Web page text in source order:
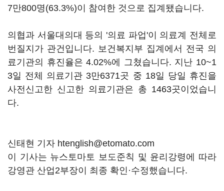
7만800명(63.3%)이 참여한 것으로 집계됐습니다.
의협과 서울대의대 등의 '의료 파업'이 의료계 전체로
번질지가 관건입니다. 보건복지부 집계에서 전국 의
료기관의 휴진율은 4.02%에 그쳤습니다. 지난 10~1
3일 전체 의료기관 3만6371곳 중 18일 당일 휴진을
사전신고한 신고한 의료기관은 총 1463곳이었습니
다.
신태현 기자 htenglish@etomato.com
이 기사는 뉴스토마토 보도준칙 및 윤리강령에 따라
강영관 산업2부장이 최종 확인·수정했습니다.